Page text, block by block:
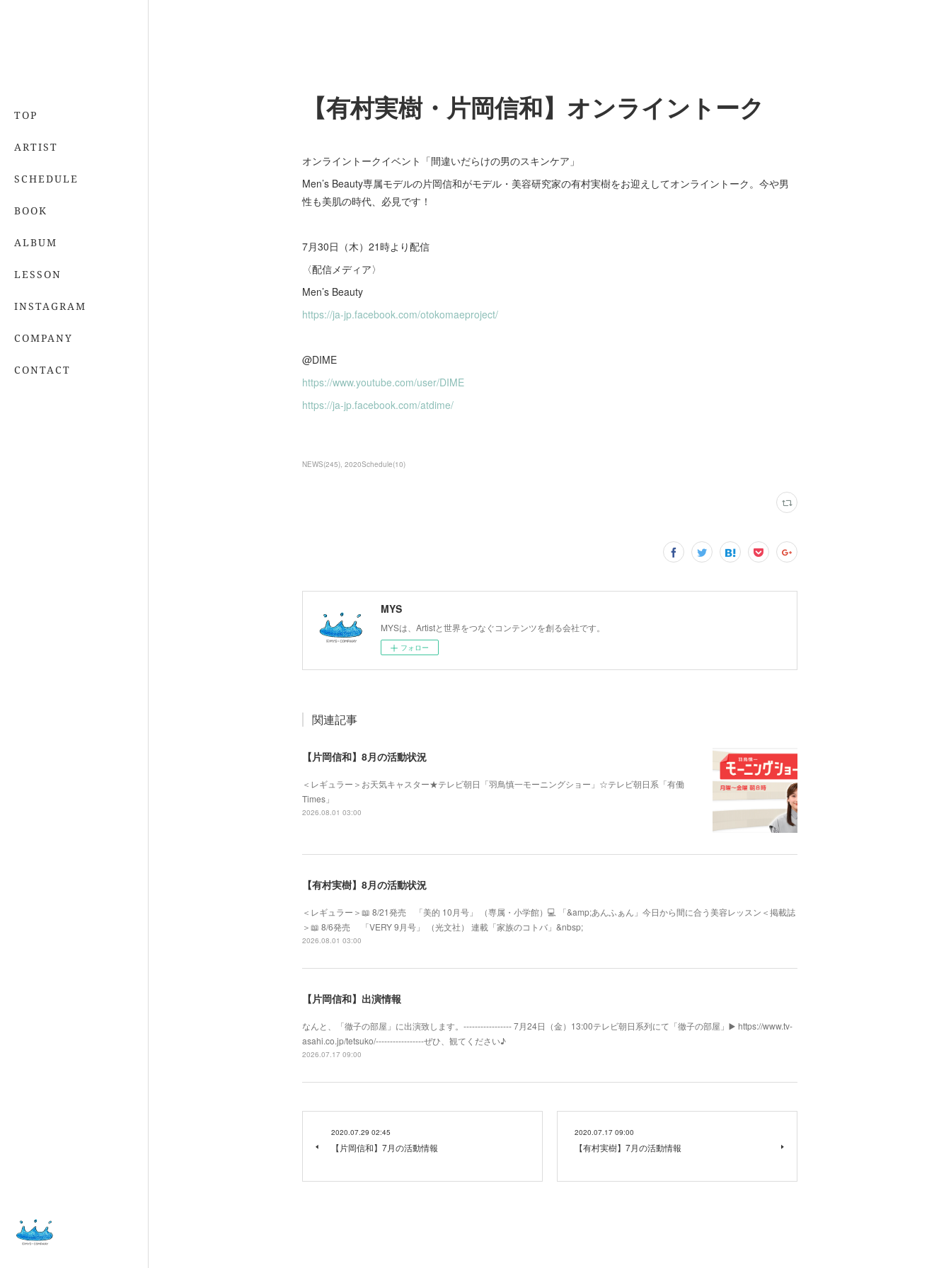
TOP
ARTIST
SCHEDULE
BOOK
ALBUM
LESSON
INSTAGRAM
COMPANY
CONTACT
【有村実樹・片岡信和】オンライントーク
オンライントークイベント「間違いだらけの男のスキンケア」
Men’s Beauty専属モデルの片岡信和がモデル・美容研究家の有村実樹をお迎えしてオンライントーク。今や男
性も美肌の時代、必見です！
7月30日（木）21時より配信
〈配信メディア〉
Men’s Beauty
https://ja-jp.facebook.com/otokomaeproject/
@DIME
https://www.youtube.com/user/DIME
https://ja-jp.facebook.com/atdime/
NEWS(245) 2020Schedule(10)
MYS
MYSは、Artistと世界をつなぐコンテンツを創る会社です。
フォロー
関連記事
【片岡信和】8月の活動状況
＜レギュラー＞お天気キャスター★テレビ朝日「羽鳥慎一モーニングショー」☆テレビ朝日系「有働
Times」
2026.08.01 03:00
【有村実樹】8月の活動状況
＜レギュラー＞📖 8/21発売 「美的 10月号」 （専属・小学館）💻 「&amp;あんふぁん」今日から間に合う美容レッスン＜掲載誌
＞📖 8/6発売 「VERY 9月号」 （光文社） 連載「家族のコトバ」&nbsp;
2026.08.01 03:00
【片岡信和】出演情報
なんと、「徹子の部屋」に出演致します。----------------- 7月24日（金）13:00テレビ朝日系列にて「徹子の部屋」▶️ https://www.tv-
asahi.co.jp/tetsuko/-----------------ぜひ、観てください♪
2026.07.17 09:00
2020.07.29 02:45
【片岡信和】7月の活動情報
2020.07.17 09:00
【有村実樹】7月の活動情報